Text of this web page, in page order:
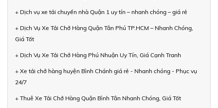
+ Dịch vụ xe tải chuyển nhà Quận 1 uy tín – nhanh chóng – giá rẻ
+ Dịch Vụ Xe Tải Chở Hàng Quận Tân Phú TP.HCM – Nhanh Chóng,
Giá Tốt
+ Dịch Vụ Xe Tải Chở Hàng Phú Nhuận Uy Tín, Giá Cạnh Tranh
+ Xe tải chở hàng huyện Bình Chánh giá rẻ - Nhanh chóng - Phục vụ
24/7
+ Thuê Xe Tải Chở Hàng Quận Bình Tân Nhanh Chóng, Giá Tốt